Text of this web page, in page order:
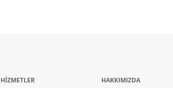
HİZMETLER
HAKKIMIZDA